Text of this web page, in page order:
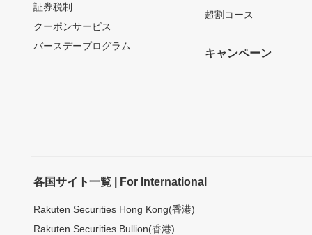
証券税制
クーポンサービス
バースデープログラム
超割コース
キャンペーン
各国サイト一覧 | For International
Rakuten Securities Hong Kong(香港)
Rakuten Securities Bullion(香港)